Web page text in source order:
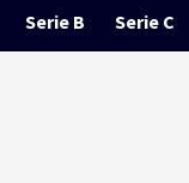
Serie B Serie C